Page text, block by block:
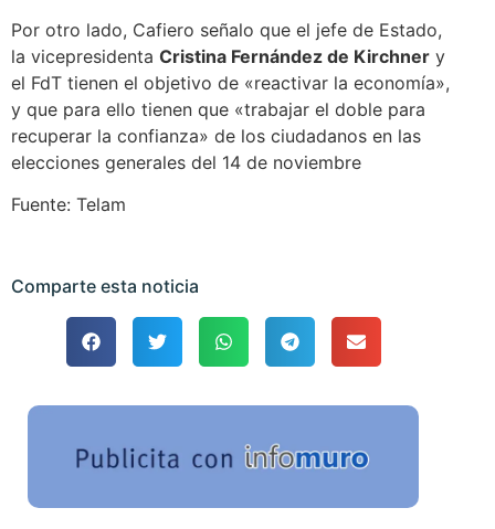
Por otro lado, Cafiero señalo que el jefe de Estado,
la vicepresidenta Cristina Fernández de Kirchner y
el FdT tienen el objetivo de «reactivar la economía»,
y que para ello tienen que «trabajar el doble para
recuperar la confianza» de los ciudadanos en las
elecciones generales del 14 de noviembre
Fuente: Telam
Comparte esta noticia